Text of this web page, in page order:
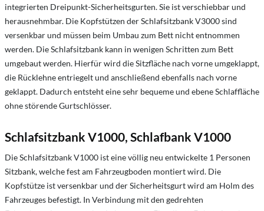
integrierten Dreipunkt-Sicherheitsgurten. Sie ist verschiebbar und
herausnehmbar. Die Kopfstützen der Schlafsitzbank V3000 sind
versenkbar und müssen beim Umbau zum Bett nicht entnommen
werden. Die Schlafsitzbank kann in wenigen Schritten zum Bett
umgebaut werden. Hierfür wird die Sitzfläche nach vorne umgeklappt,
die Rücklehne entriegelt und anschließend ebenfalls nach vorne
geklappt. Dadurch entsteht eine sehr bequeme und ebene Schlaffläche
ohne störende Gurtschlösser.
Schlafsitzbank V1000, Schlafbank V1000
Die Schlafsitzbank V1000 ist eine völlig neu entwickelte 1 Personen
Sitzbank, welche fest am Fahrzeugboden montiert wird. Die
Kopfstütze ist versenkbar und der Sicherheitsgurt wird am Holm des
Fahrzeuges befestigt. In Verbindung mit den gedrehten